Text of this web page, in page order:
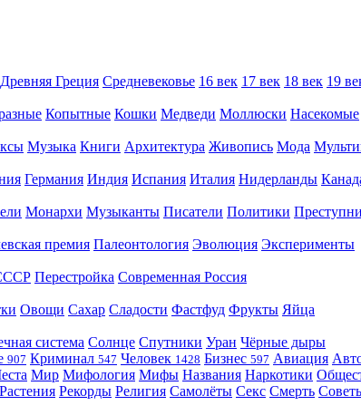
Древняя Греция Средневековье 16 век 17 век 18 век 19
Копытные Кошки Медведи Моллюски Насекомые
Музыка Книги Архитектура Живопись Мода
Германия Индия Испания Италия Нидерланды
Монархи Музыканты Писатели Политики
премия Палеонтология Эволюция Эксперименты
Перестройка Современная Россия
Овощи Сахар Сладости Фастфуд Фрукты Яйца
система Солнце Спутники Уран Чёрные дыры
907 Криминал 547 Человек 1428 Бизнес 597 Авиация
Мир Мифология Мифы Названия Наркотики
Растения Рекорды Религия Самолёты Секс Смерть